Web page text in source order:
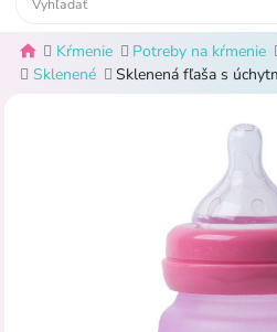
Kŕmenie Potreby na kŕmenie
Sklenené
Sklenená fľaša s